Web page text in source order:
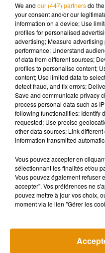
efficace, qu'il donne une
circulation le 1er janvier
médicaments du ministère
agences de presse russes.
La Russie avait assuré ces
prochaine de milliers de
début 2021.
Musique
7 août 2026
Angèle
We and our (447) partnersdo
your consent and/or our
information on a device; Use
profiles for personalised
advertising; Measure
performance; Understand
of data from different sources;
profiles to personalise content;
content; Use limited data to
detect fraud, and fix errors;
Save and communicate privacy
process personal data such as
following functionalities: Identify
requested; Use precise
other data sources; Link
information transmitted
Vous pouvez accepter en
sélectionnant les finalités et/ou
Vous pouvez également refuser
accepter". Vos préférences ne
pouvez mettre à jour vos choix,
moment via le lien "Gérer les